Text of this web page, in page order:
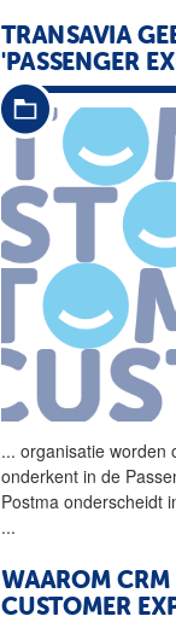
TRANSAVIA
'PASSENGER
... organisatie worden
onderkent in de
Postma onderscheidt
...
WAAROM CRM
CUSTOMER